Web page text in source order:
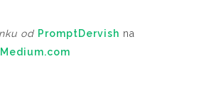
od PromptDervish na